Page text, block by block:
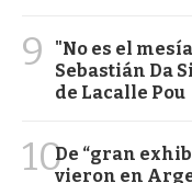
9
"No es el
Sebastián Da
de Lacalle Pou
10De “gran
vieron en